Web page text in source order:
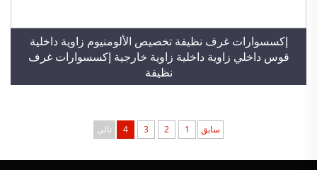
إكسسوارات غرف نظيفة تخصيص الألومنيوم زاوية داخلية
قوس داخلي زاوية داخلية زاوية خارجية إكسسوارات غرف
نظيفة
سابق 1
2
3
4 تالي